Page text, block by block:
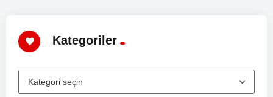
Kategoriler